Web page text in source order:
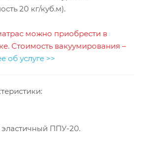
20 кг/куб.м).
можно приобрести в
Стоимость вакуумирования –
об услуге >>
эластичный ППУ-20.